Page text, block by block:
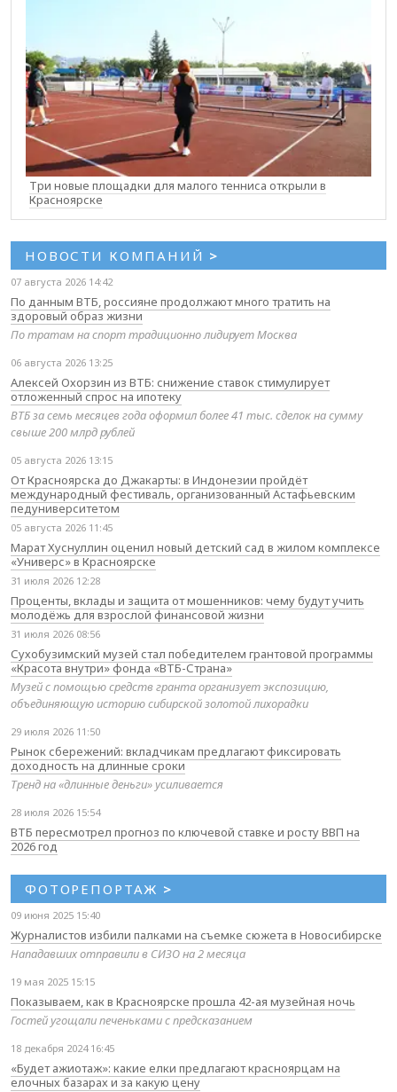
Три новые площадки для малого тенниса открыли в
Красноярске
НОВОСТИ КОМПАНИЙ >
07 августа 2026 14:42
По данным ВТБ, россияне продолжают много тратить на
здоровый образ жизни
По тратам на спорт традиционно лидирует Москва
06 августа 2026 13:25
Алексей Охорзин из ВТБ: снижение ставок стимулирует
отложенный спрос на ипотеку
ВТБ за семь месяцев года оформил более 41 тыс. сделок на сумму
свыше 200 млрд рублей
05 августа 2026 13:15
От Красноярска до Джакарты: в Индонезии пройдёт
международный фестиваль, организованный Астафьевским
педуниверситетом
05 августа 2026 11:45
Марат Хуснуллин оценил новый детский сад в жилом комплексе
«Универс» в Красноярске
31 июля 2026 12:28
Проценты, вклады и защита от мошенников: чему будут учить
молодёжь для взрослой финансовой жизни
31 июля 2026 08:56
Сухобузимский музей стал победителем грантовой программы
«Красота внутри» фонда «ВТБ-Страна»
Музей с помощью средств гранта организует экспозицию,
объединяющую историю сибирской золотой лихорадки
29 июля 2026 11:50
Рынок сбережений: вкладчикам предлагают фиксировать
доходность на длинные сроки
Тренд на «длинные деньги» усиливается
28 июля 2026 15:54
ВТБ пересмотрел прогноз по ключевой ставке и росту ВВП на
2026 год
ФОТОРЕПОРТАЖ >
09 июня 2025 15:40
Журналистов избили палками на съемке сюжета в Новосибирске
Нападавших отправили в СИЗО на 2 месяца
19 мая 2025 15:15
Показываем, как в Красноярске прошла 42-ая музейная ночь
Гостей угощали печеньками с предсказанием
18 декабря 2024 16:45
«Будет ажиотаж»: какие елки предлагают красноярцам на
елочных базарах и за какую цену